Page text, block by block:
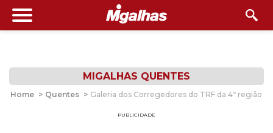
MIGALHAS QUENTES
Home > Quentes > Galeria dos Corregedores do TRF da 4ª região
PUBLICIDADE